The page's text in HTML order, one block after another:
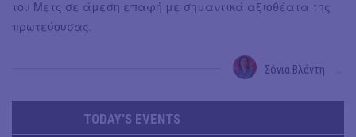
του Μετς σε άμεση επαφή με σημαντικά αξιοθέατα της
πρωτεύουσας.
Σόνια Βλάντη
TODAY'S EVENTS